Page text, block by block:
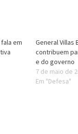
em
General Villas
contribuem
e do governo
7 de maio de
Em "Defesa"